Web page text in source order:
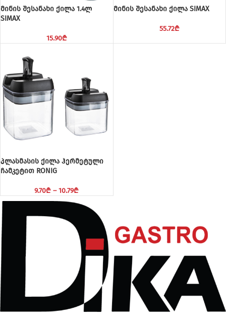
მინის შესანახი ქილა 1.4ლ
SIMAX
15.90₾
მინის შესანახი ქილა SIMAX
55.72₾
პლასმასის ქილა ჰერმეტული
ჩამკეტით RONIG
9.70₾ – 10.79₾